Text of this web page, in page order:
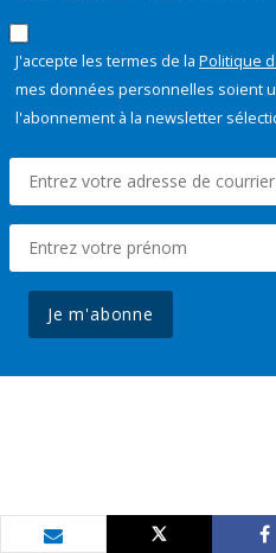
J'accepte les termes de la Politique
mes données personnelles soient
l'abonnement à la newsletter
Je m'abonne